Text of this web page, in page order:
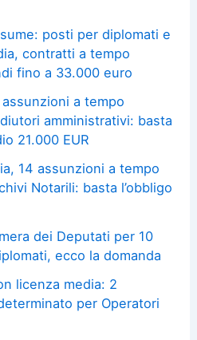
posti per diplomati e
contratti a tempo
fino a 33.000 euro
a tempo
amministrativi: basta
21.000 EUR
14 assunzioni a tempo
Notarili: basta l’obbligo
dei Deputati per 10
ecco la domanda
licenza media: 2
per Operatori